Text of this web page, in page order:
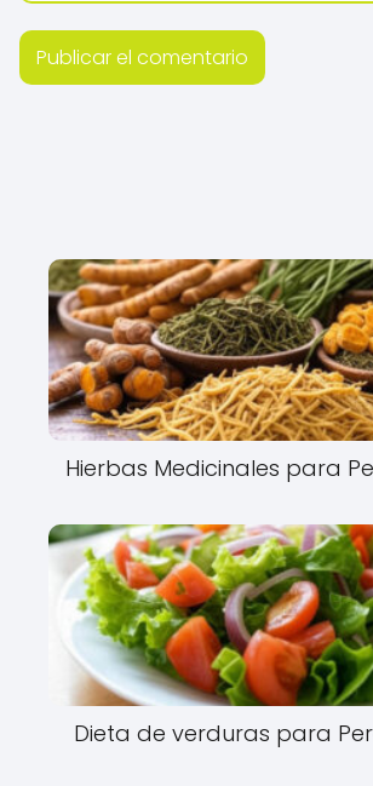
Hierbas Medicinales para
Dieta de verduras para